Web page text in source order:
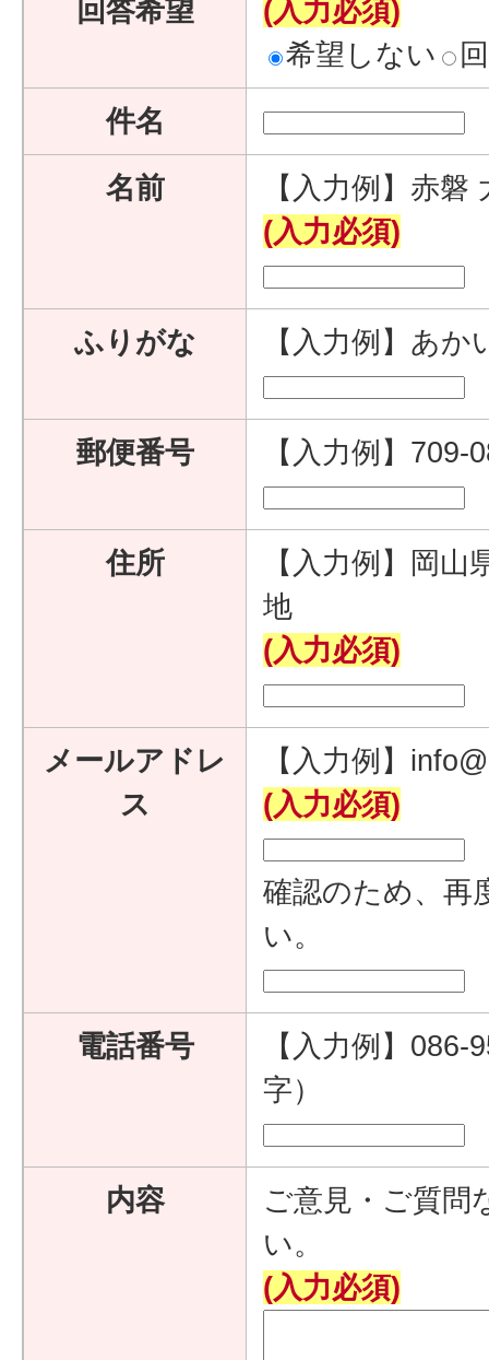
回答希望
(入力必須)
希望しない
件名
名前
【入力例】赤磐
(入力必須)
ふりがな 【入力例】あ
郵便番号 【入力例】
住所
【入力例】岡
地
(入力必須)
メールアドレ
ス
【入力例】
(入力必須)
確認のため、再
い。
電話番号
【入力例】
字）
内容
ご意見・ご質問
い。
(入力必須)